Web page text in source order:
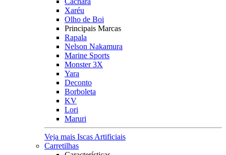
Xaréu
Olho de Boi
Principais Marcas
Rapala
Nelson Nakamura
Marine Sports
Monster 3X
Yara
Deconto
Borboleta
KV
Lori
Maruri
Veja mais Iscas Artificiais
Carretilhas